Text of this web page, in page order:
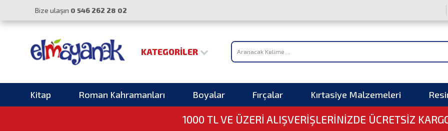
Bize ulaşın 0 546 262 28 02
KATEGORILER
Kitap Roman Kahramanları Boyalar Fırçalar Kırtasiye Malzemeleri
1000 TL VE ÜZERI ALIŞVERIŞLERINIZDE ÜCRETSİZ